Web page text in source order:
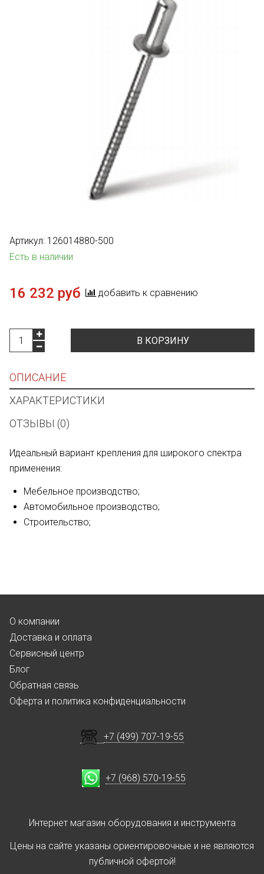
Артикул: 126014880-500
Есть в наличии
16 232 руб добавить к сравнению
В КОРЗИНУ
ОПИСАНИЕ
ХАРАКТЕРИСТИКИ
ОТЗЫВЫ (0)
Идеальный вариант крепления для широкого спектра
применения:
Мебельное производство;
Автомобильное производство;
Строительство;
О компании
Доставка и оплата
Сервисный центр
Блог
Обратная связь
Оферта и политика конфиденциальности
+7 (499) 707-19-55
+7 (968) 570-19-55
Интернет магазин оборудования и инструмента
Цены на сайте указаны ориентировочные и не являются
публичной офертой!